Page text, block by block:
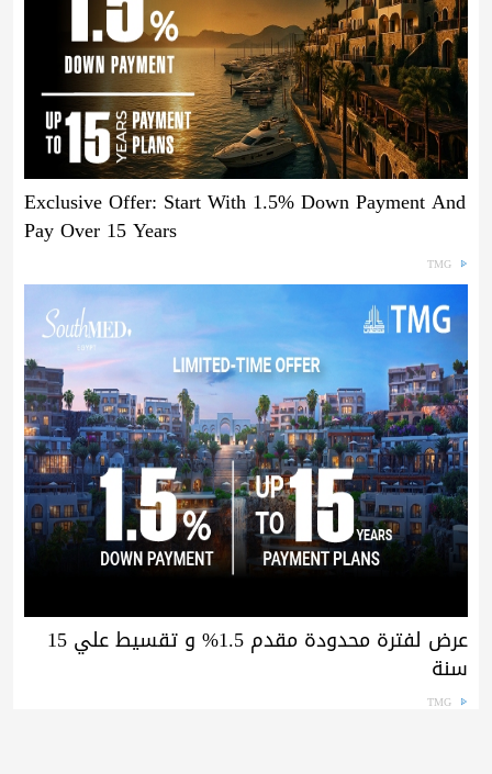
Exclusive Offer: Start With 1.5% Down Payment And
Pay Over 15 Years
TMG
عرض لفترة محدودة مقدم 1.5% و تقسيط علي 15
سنة
TMG